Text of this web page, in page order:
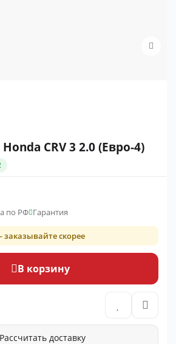
CRV 3 2.0 (Евро-4)
по РФ Гарантия
скорее
В корзину
Рассчитать доставку